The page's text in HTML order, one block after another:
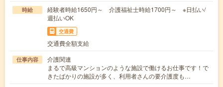
時給
経験者時給1650円～ 介護福祉士時給1700円～ ※日払い/
週払いOK
交通費
交通費全額支給
仕事内容
介護関連
まるで高級マンションのような施設で働けるお仕事です！で
きたばかりの施設が多く、利用者さんの要介護度も…